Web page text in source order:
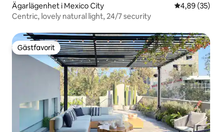
Ägarlägenhet i Mexico City 4,89 av 5 i
4,89 (35)
Centric, lovely natural light, 24/7 security
Gästfavorit
Gästfavorit